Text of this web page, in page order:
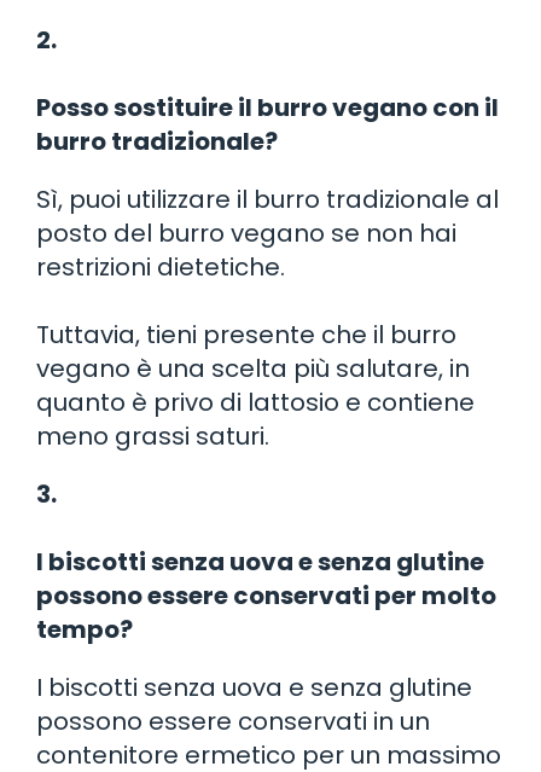
2.
Posso sostituire il burro vegano con il
burro tradizionale?
Sì, puoi utilizzare il burro tradizionale al
posto del burro vegano se non hai
restrizioni dietetiche.
Tuttavia, tieni presente che il burro
vegano è una scelta più salutare, in
quanto è privo di lattosio e contiene
meno grassi saturi.
3.
I biscotti senza uova e senza glutine
possono essere conservati per molto
tempo?
I biscotti senza uova e senza glutine
possono essere conservati in un
contenitore ermetico per un massimo